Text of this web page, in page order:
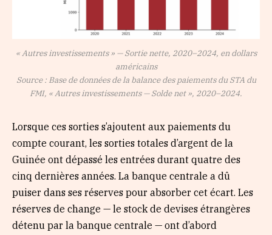
« Autres investissements » — Sortie nette, 2020–2024, en dollars
américains
Source : Base de données de la balance des paiements du STA du
FMI, « Autres investissements — Solde net », 2020–2024.
Lorsque ces sorties s’ajoutent aux paiements du
compte courant, les sorties totales d’argent de la
Guinée ont dépassé les entrées durant quatre des
cinq dernières années. La banque centrale a dû
puiser dans ses réserves pour absorber cet écart. Les
réserves de change — le stock de devises étrangères
détenu par la banque centrale — ont d’abord